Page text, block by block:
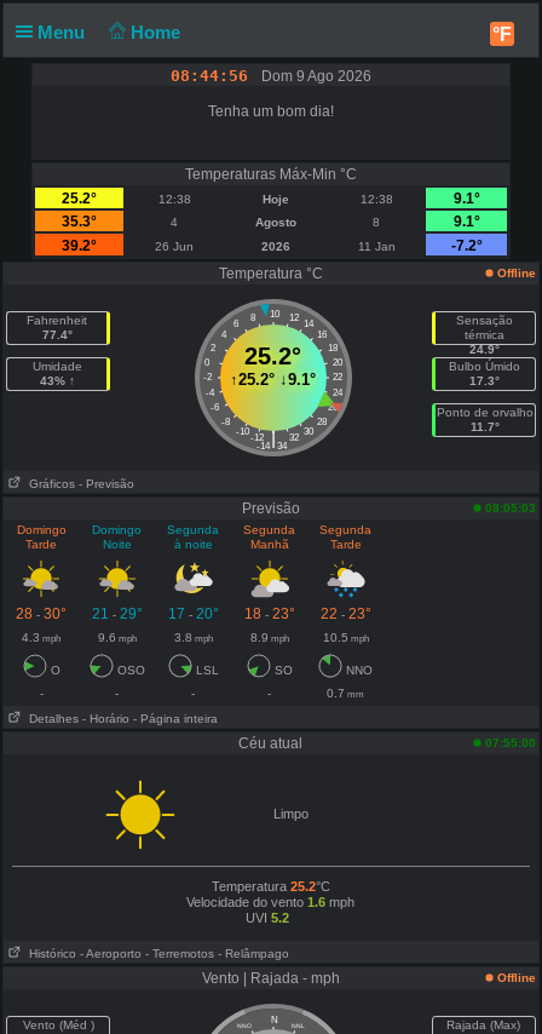
Menu Home °F
08:44:56 Dom 9 Ago 2026
Tenha um bom dia!
Temperaturas Máx-Min °C
25.2°
12:38 Hoje 12:38
9.1°
35.3°
4 Agosto 8
9.1°
39.2°
26 Jun 2026 11 Jan
-7.2°
Temperatura °C
Offline
Fahrenheit
77.4°
Umidade
43% ↑
10
8 12
6
14
4
16
2
18
0
20
-2
22
-4
24
-6
26
-8
28
-10
30
-12 32
|
-14 34
25.2°
↑25.2° ↓9.1°
Sensação
térmica
24.9°
Bulbo Úmido
17.3°
Ponto de orvalho
11.7°
Gráficos - Previsão
Previsão
08:05:03
Domingo
Tarde
Domingo
Noite
Segunda
à noite
Segunda
Manhã
Segunda
Tarde
28 -30° 21 - 29° 17 - 20° 18- 23° 22 - 23°
4.3 mph 9.6 mph 3.8 mph 8.9 mph 10.5 mph
O OSO LSL SO
NNO
-
- - - 0.7 mm
Detalhes - Horário - Página inteira
Céu atual 07:55:00
Limpo
Temperatura 25.2°C
Velocidade do vento 1.6 mph
UVI 5.2
Histórico - Aeroporto - Terremotos - Relâmpago
Vento | Rajada - mph Offline
Vento (Méd )
N
NNO NNL
Rajada (Max)